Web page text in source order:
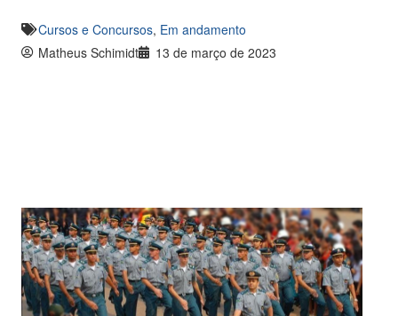
Cursos e Concursos, Em andamento
Matheus Schimidt
13 de março de 2023